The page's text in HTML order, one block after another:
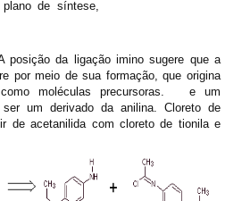
de síntese,
posição da ligação imino sugere que a
por meio de sua formação, que origina
moléculas precursoras.
e um
um derivado da anilina. Cloreto de
de acetanilida com cloreto de tionila e